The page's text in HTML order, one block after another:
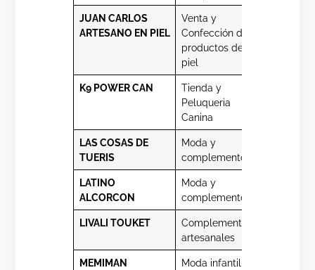
JUAN CARLOS
ARTESANO EN PIEL
Venta y
Confección de
productos de
piel
K9 POWER CAN
Tienda y
Peluqueria
Canina
LAS COSAS DE
TUERIS
Moda y
complementos
LATINO
ALCORCON
Moda y
complementos
LIVALI TOUKET
Complementos
artesanales
MEMIMAN
Moda infantil,